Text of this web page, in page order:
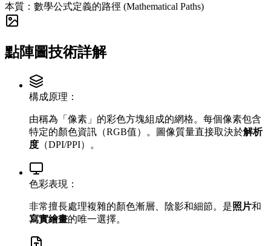
本質：數學公式定義的路徑 (Mathematical Paths)
點陣圖技術詳解
構成原理：
由稱為「像素」的彩色方塊組成的網格。每個像素包含
特定的顏色資訊（RGB值）。圖像質量直接取決於解析
度 （DPI/PPI）。
色彩表現：
非常擅長處理複雜的顏色漸層、陰影和細節。是照片和
寫實繪畫的唯一選擇。